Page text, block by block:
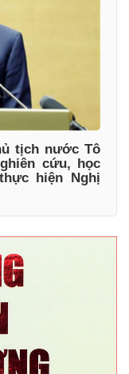
tịch nước Tô
cứu, học
hiện Nghị